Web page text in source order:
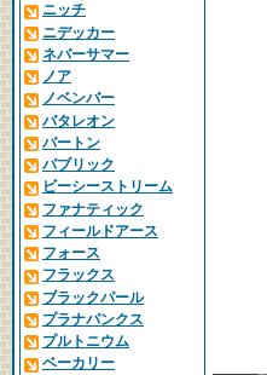
ニッチ
ニデッカー
ネバーサマー
ノア
ノベンバー
バタレオン
バートン
パブリック
ビーシーストリーム
ファナティック
フィールドアース
フォース
フラックス
ブラックパール
プラナパンクス
プルトニウム
ベーカリー